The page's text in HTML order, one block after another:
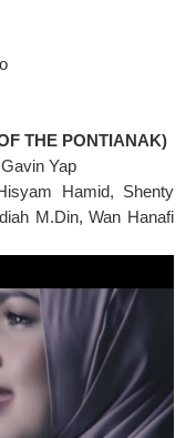
THE PONTIANAK)
Yap
Hamid, Shenty
M.Din, Wan Hanafi